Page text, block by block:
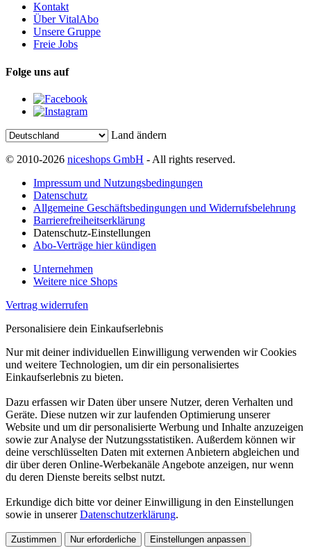
Kontakt
Über VitalAbo
Unsere Gruppe
Freie Jobs
Folge uns auf
Land ändern
© 2010-2026 niceshops GmbH - All rights reserved.
Impressum und Nutzungsbedingungen
Datenschutz
Allgemeine Geschäftsbedingungen und Widerrufsbelehrung
Barrierefreiheitserklärung
Datenschutz-Einstellungen
Abo-Verträge hier kündigen
Unternehmen
Weitere nice Shops
Vertrag widerrufen
Personalisiere dein Einkaufserlebnis
Nur mit deiner individuellen Einwilligung verwenden wir Cookies
und weitere Technologien, um dir ein personalisiertes
Einkaufserlebnis zu bieten.
Dazu erfassen wir Daten über unsere Nutzer, deren Verhalten und
Geräte. Diese nutzen wir zur laufenden Optimierung unserer
Website und um dir personalisierte Werbung und Inhalte anzuzeigen
sowie zur Analyse der Nutzungsstatistiken. Außerdem können wir
deine verschlüsselten Daten mit externen Anbietern abgleichen und
dir über deren Online-Werbekanäle Angebote anzeigen, nur wenn
du deren Dienste bereits selbst nutzt.
Erkundige dich bitte vor deiner Einwilligung in den Einstellungen
sowie in unsererDatenschutzerklärung.
Zustimmen Nur erforderliche Einstellungen anpassen